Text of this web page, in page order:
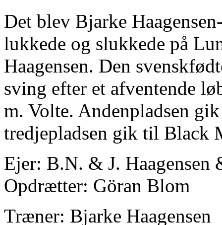
Det blev Bjarke
lukkede og slukkede på
Haagensen. Den
sving efter et afventende
m. Volte. Andenpladsen
tredjepladsen gik til Black
Ejer: B.N. & J. Haagensen
Opdrætter: Göran Blom
Træner: Bjarke Haagensen